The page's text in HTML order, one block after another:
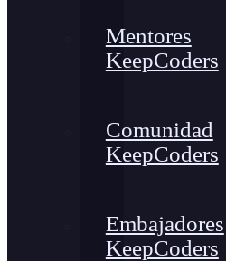
Mentores
KeepCoders
Comunidad
KeepCoders
Embajadores
KeepCoders